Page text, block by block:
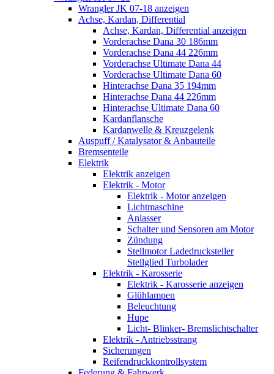
Wrangler JK 07-18 anzeigen
Achse, Kardan, Differential
Achse, Kardan, Differential anzeigen
Vorderachse Dana 30 186mm
Vorderachse Dana 44 226mm
Vorderachse Ultimate Dana 44
Vorderachse Ultimate Dana 60
Hinterachse Dana 35 194mm
Hinterachse Dana 44 226mm
Hinterachse Ultimate Dana 60
Kardanflansche
Kardanwelle & Kreuzgelenk
Auspuff / Katalysator & Anbauteile
Bremsenteile
Elektrik
Elektrik anzeigen
Elektrik - Motor
Elektrik - Motor anzeigen
Lichtmaschine
Anlasser
Schalter und Sensoren am Motor
Zündung
Stellmotor Ladedrucksteller
Stellglied Turbolader
Elektrik - Karosserie
Elektrik - Karosserie anzeigen
Glühlampen
Beleuchtung
Hupe
Licht- Blinker- Bremslichtschalter
Elektrik - Antriebsstrang
Sicherungen
Reifendruckkontrollsystem